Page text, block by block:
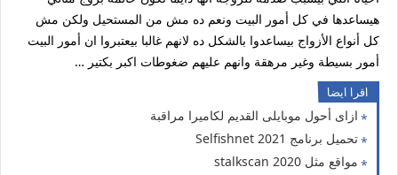
هيساعدها في كل أمور البيت ونعم ده مش من المستحيل ولكن مش
كل أنواع الأزواج بيساعدوا بالشكل ده لانهم غالبا بيعتبروا ان أمور البيت
أمور بسيطة وغير مرهقة وانهم عليهم ضغوطات اكبر بكتير …
اقرا ايضا
ازاى أحول موبايلى القديم لكاميرا مراقبة
تحميل برنامج Selfishnet 2021
مواقع مثل stalkscan 2020